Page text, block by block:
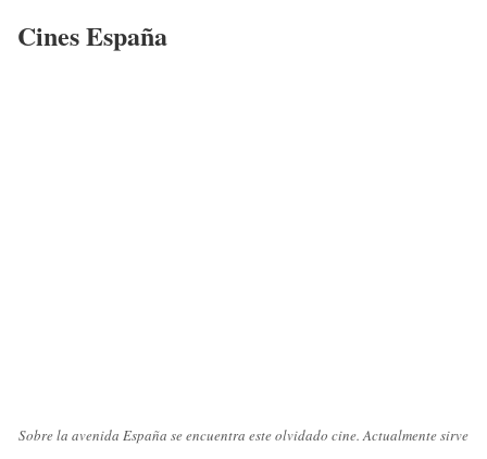
Cines España
Sobre la avenida España se encuentra este olvidado cine. Actualmente sirve